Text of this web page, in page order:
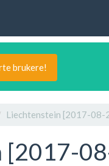
brukere!
Liechtenstein [2017-08-
[2017-